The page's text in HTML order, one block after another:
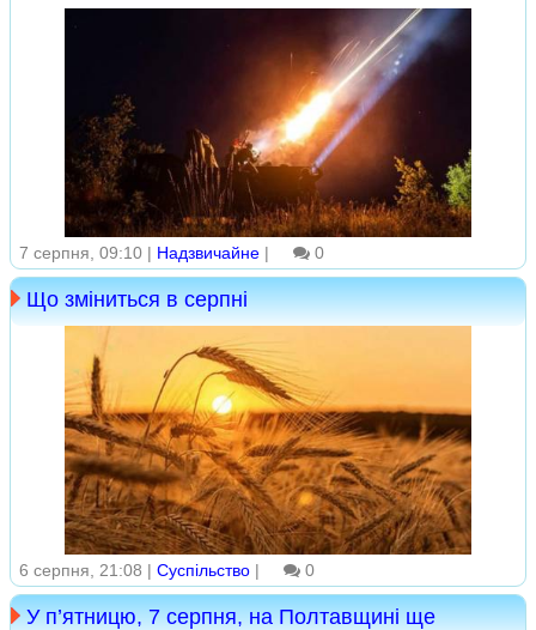
7 серпня, 09:10 | Надзвичайне | 0
Що зміниться в серпні
6 серпня, 21:08 | Суспільство | 0
У п’ятницю, 7 серпня, на Полтавщині ще